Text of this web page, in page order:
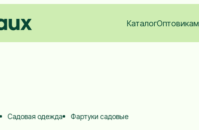
КаталогОптовикам
Садовая одежда Фартуки садовые